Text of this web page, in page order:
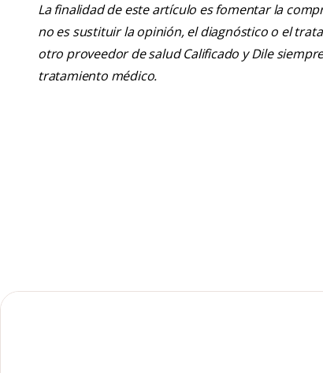
La finalidad de este artículo es fomentar la
no es sustituir la opinión, el diagnóstico o el
otro proveedor de salud Calificado y Dile
tratamiento médico.